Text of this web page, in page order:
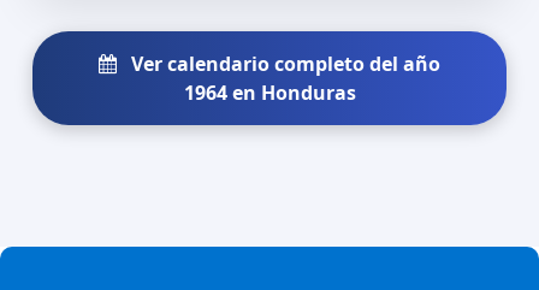
Ver calendario completo del año
1964 en Honduras